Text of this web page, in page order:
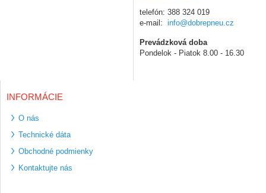
telefón: 388 324 019
e-mail: info@dobrepneu.cz
Prevádzková doba
Pondelok - Piatok 8.00 - 16.30
INFORMÁCIE
O nás
Technické dáta
Obchodné podmienky
Kontaktujte nás